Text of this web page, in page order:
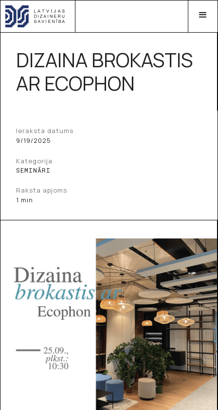
DIZAINA BROKASTIS
AR ECOPHON
Ieraksta datums
9/19/2025
Kategorija
SEMINĀRI
Raksta apjoms
1 min